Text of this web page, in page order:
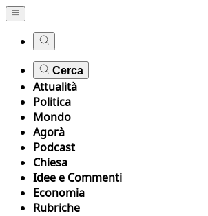
Cerca
Attualità
Politica
Mondo
Agorà
Podcast
Chiesa
Idee e Commenti
Economia
Rubriche